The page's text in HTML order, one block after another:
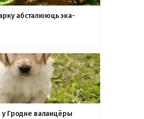
абсталююць эка-
у Гродне валанцёры